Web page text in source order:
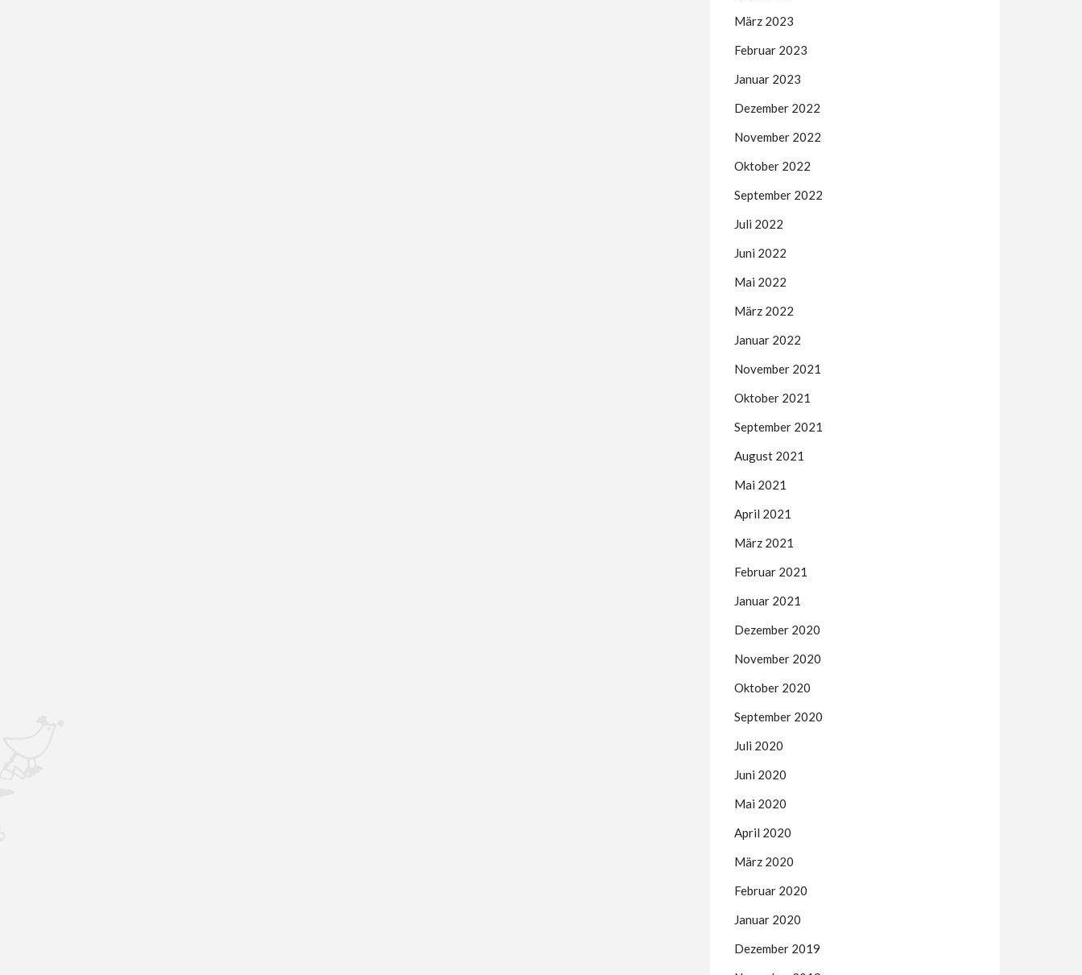
März 2023
Februar 2023
Januar 2023
Dezember 2022
November 2022
Oktober 2022
September 2022
Juli 2022
Juni 2022
Mai 2022
März 2022
Januar 2022
November 2021
Oktober 2021
September 2021
August 2021
Mai 2021
April 2021
März 2021
Februar 2021
Januar 2021
Dezember 2020
November 2020
Oktober 2020
September 2020
Juli 2020
Juni 2020
Mai 2020
April 2020
März 2020
Februar 2020
Januar 2020
Dezember 2019